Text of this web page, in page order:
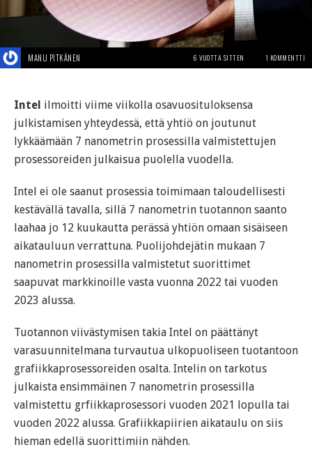
MANU PITKÄNEN 6 VUOTTA SITTEN 1 KOMMENTTI
Intel ilmoitti viime viikolla osavuosituloksensa
julkistamisen yhteydessä, että yhtiö on joutunut
lykkäämään 7 nanometrin prosessilla valmistettujen
prosessoreiden julkaisua puolella vuodella.
Intel ei ole saanut prosessia toimimaan taloudellisesti
kestävällä tavalla, sillä 7 nanometrin tuotannon saanto
laahaa jo 12 kuukautta perässä yhtiön omaan sisäiseen
aikatauluun verrattuna. Puolijohdejätin mukaan 7
nanometrin prosessilla valmistetut suorittimet
saapuvat markkinoille vasta vuonna 2022 tai vuoden
2023 alussa.
Tuotannon viivästymisen takia Intel on päättänyt
varasuunnitelmana turvautua ulkopuoliseen tuotantoon
grafiikkaprosessoreiden osalta. Intelin on tarkotus
julkaista ensimmäinen 7 nanometrin prosessilla
valmistettu grfiikkaprosessori vuoden 2021 lopulla tai
vuoden 2022 alussa. Grafiikkapiirien aikataulu on siis
hieman edellä suorittimiin nähden.